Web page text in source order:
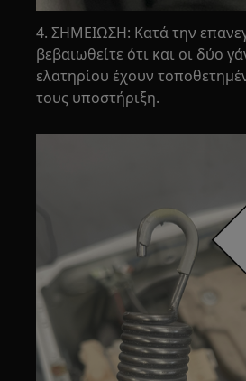
4. ΣΗΜΕΙΩΣΗ: Κατά την
βεβαιωθείτε ότι και οι δύο
ελατηρίου έχουν
τους υποστήριξη.